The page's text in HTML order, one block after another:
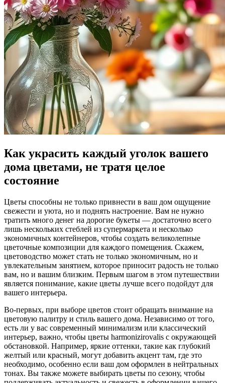
Как украсить каждый уголок вашего
дома цветами, не тратя целое
состояние
Цветы способны не только привнести в ваш дом ощущение
свежести и уюта, но и поднять настроение. Вам не нужно
тратить много денег на дорогие букеты — достаточно всего
лишь нескольких стеблей из супермаркета и несколько
экономичных контейнеров, чтобы создать великолепные
цветочные композиции для каждого помещения. Скажем,
цветоводство может стать не только экономичным, но и
увлекательным занятием, которое приносит радость не только
вам, но и вашим близким. Первым шагом в этом путешествии
является понимание, какие цветы лучше всего подойдут для
вашего интерьера.
Во-первых, при выборе цветов стоит обращать внимание на
цветовую палитру и стиль вашего дома. Независимо от того,
есть ли у вас современный минимализм или классический
интерьер, важно, чтобы цветы harmonizirovalis с окружающей
обстановкой. Например, яркие оттенки, такие как глубокий
желтый или красный, могут добавить акцент там, где это
необходимо, особенно если ваш дом оформлен в нейтральных
тонах. Вы также можете выбирать цветы по сезону, чтобы